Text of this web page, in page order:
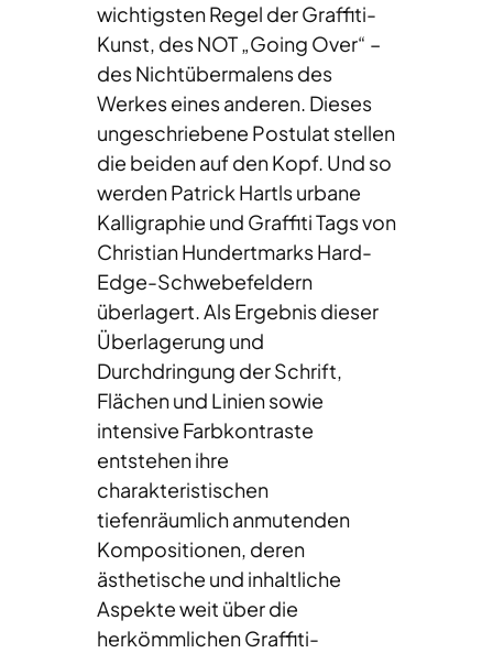
wichtigsten Regel der Graffiti-
Kunst, des NOT „Going Over“ –
des Nichtübermalens des
Werkes eines anderen. Dieses
ungeschriebene Postulat stellen
die beiden auf den Kopf. Und so
werden Patrick Hartls urbane
Kalligraphie und Graffiti Tags von
Christian Hundertmarks Hard-
Edge-Schwebefeldern
überlagert. Als Ergebnis dieser
Überlagerung und
Durchdringung der Schrift,
Flächen und Linien sowie
intensive Farbkontraste
entstehen ihre
charakteristischen
tiefenräumlich anmutenden
Kompositionen, deren
ästhetische und inhaltliche
Aspekte weit über die
herkömmlichen Graffiti-